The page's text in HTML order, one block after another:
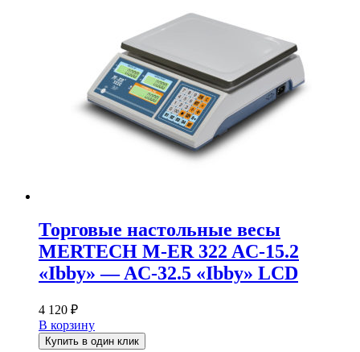
Торговые настольные весы
MERTECH M-ER 322 AC-15.2
«Ibby» — AC-32.5 «Ibby» LCD
4 120 ₽
В корзину
Купить в один клик